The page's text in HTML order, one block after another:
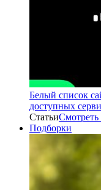
Белый список
доступных
СтатьиСмотреть
Подборки